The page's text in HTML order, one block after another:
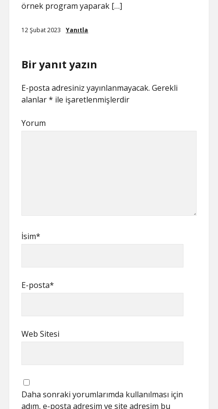
örnek program yaparak […]
12 Şubat 2023 Yanıtla
Bir yanıt yazın
E-posta adresiniz yayınlanmayacak. Gerekli
alanlar* ile işaretlenmişlerdir
Yorum
İsim*
E-posta*
Web Sitesi
Daha sonraki yorumlarımda kullanılması için
adım, e-posta adresim ve site adresim bu